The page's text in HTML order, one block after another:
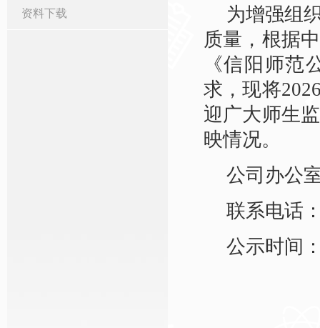
资料下载
为增强组
质量，根据
《信阳师范
求，现将
迎广大师生
映情况。
公司办公
联系电话
公示时间